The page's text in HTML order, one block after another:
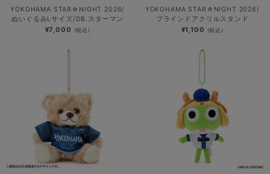
YOKOHAMA STAR☆NIGHT 2026/
ぬいぐるみLサイズ/DB.スターマン
¥7,000 (税込)
YOKOHAMA STAR☆NIGHT 2026/
ブラインドアクリルスタンド
¥1,100 (税込)